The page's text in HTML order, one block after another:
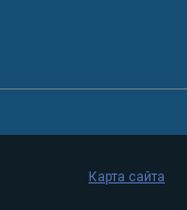
Карта сайта